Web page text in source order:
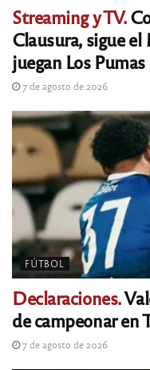
Streaming y TV.
Clausura, sigue
juegan Los Pumas
7 de agosto de 2026
FÚTBOL
Declaraciones.
de campeonar en
7 de agosto de 2026